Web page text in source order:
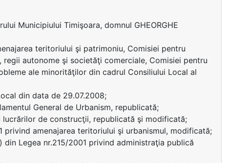
Municipiului Timişoara, domnul GHEORGHE
teritoriului şi patrimoniu, Comisiei pentru
autonome şi societăţi comerciale, Comisiei pentru
ale minorităţilor din cadrul Consiliului Local al
din data de 29.07.2008;
General de Urbanism, republicată;
de construcţii, republicată şi modificată;
amenajarea teritoriului şi urbanismul, modificată;
Legea nr.215/2001 privind administraţia publică